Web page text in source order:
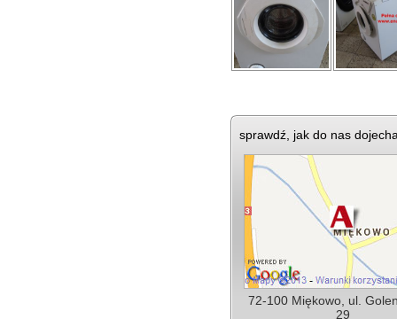
sprawdź, jak do nas
72-100 Miękowo, ul.
29